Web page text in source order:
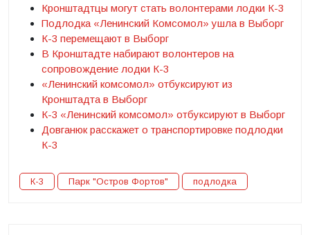
Кронштадтцы могут стать волонтерами лодки К-3
Подлодка «Ленинский Комсомол» ушла в Выборг
К-3 перемещают в Выборг
В Кронштадте набирают волонтеров на
сопровождение лодки К-3
«Ленинский комсомол» отбуксируют из
Кронштадта в Выборг
К-3 «Ленинский комсомол» отбуксируют в Выборг
Довганюк расскажет о транспортировке подлодки
К-3
К-3 Парк "Остров Фортов" подлодка